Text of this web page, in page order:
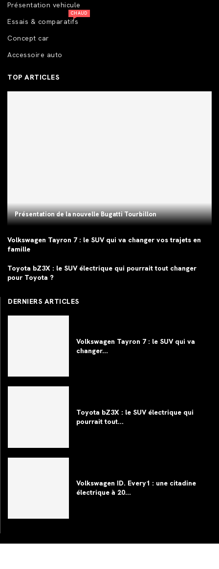
Présentation vehicule
Essais & comparatifs
CHAUD
Concept car
Accessoire auto
TOP ARTICLES
Présentation de la nouvelle Bugatti Tourbillon
Volkswagen Tayron 7 : le SUV qui va changer vos trajets en
famille
Toyota bZ3X : le SUV électrique qui pourrait tout changer
pour Toyota ?
DERNIERS ARTICLES
Volkswagen Tayron 7 : le SUV qui va
changer...
Toyota bZ3X : le SUV électrique qui
pourrait tout...
Volkswagen ID. Every1 : une citadine
électrique à 20...